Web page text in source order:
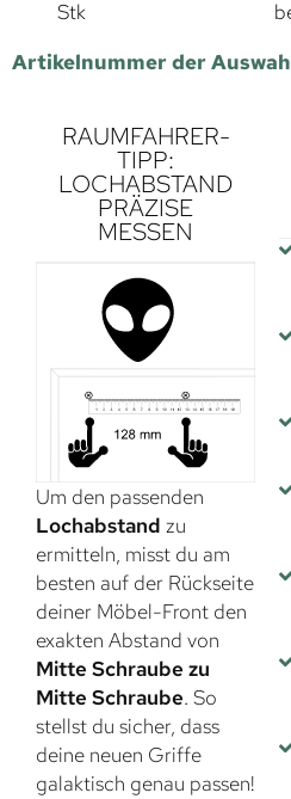
Stk
Artikelnummer der
RAUMFAHRER-
TIPP:
LOCHABSTAND
PRÄZISE
MESSEN
Um den passenden
Lochabstand zu
ermitteln, misst du am
besten auf der Rückseite
deiner Möbel-Front den
exakten Abstand von
Mitte Schraube zu
Mitte Schraube. So
stellst du sicher, dass
deine neuen Griffe
galaktisch genau passen!